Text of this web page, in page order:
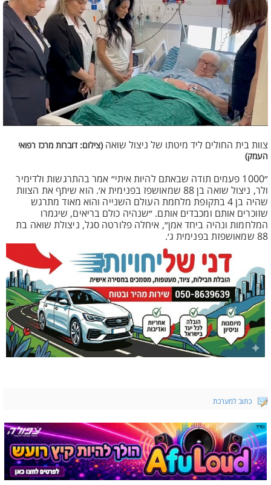
צוות בית החולים ליד מיטתו של ניצול שואה (צילום: דוברות מרכז רפואי
העמק)
״1000 פעמים תודה שבאתם להיות איתי״ אמר בהתרגשות ולדימיר
ולר, ניצול שואה בן 88 שמאושפז בפנימית א׳. הוא שיתף את הצוות
שהיה בן 4 בתקופת מלחמת העולם השנייה והוא מאוד מתרגש
שזוכרים אותם ומכבדים אותם. ״שנהיה כולם בריאים, שיגמרו
המלחמות ונהיה ביחד אמן״, איחלה פלורטה סגל, ניצולת שואה בת
88 שמאושפזת בפנימית ג׳.
כתוב למערכת